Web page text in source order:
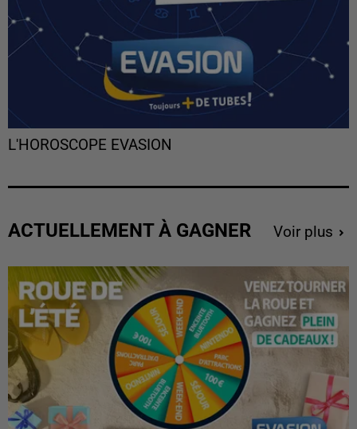
L'HOROSCOPE EVASION
ACTUELLEMENT À GAGNER Voir plus